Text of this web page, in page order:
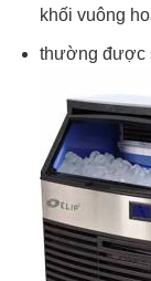
khối vuông
thường được